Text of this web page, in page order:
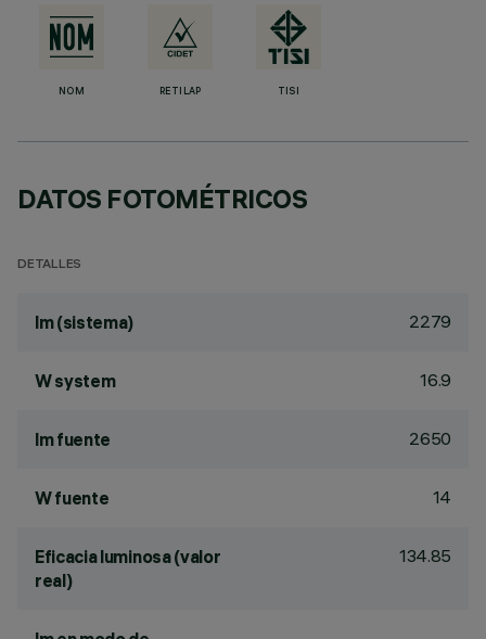
NOM RETILAP TISI
DATOS FOTOMÉTRICOS
DETALLES
lm (sistema) 2279
W system 16.9
lm fuente 2650
W fuente 14
Eficacia luminosa (valor
real)
134.85